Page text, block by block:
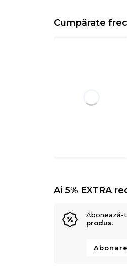
Cumpărate
Ai 5% EXTRA
produs.